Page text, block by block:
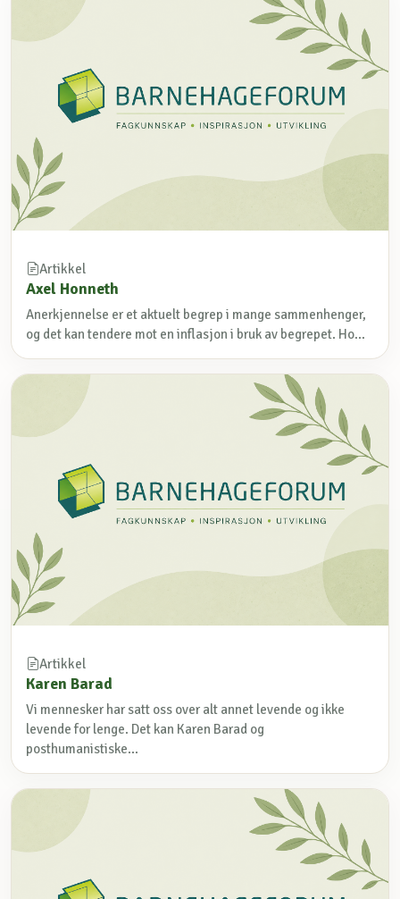
Artikkel
Axel Honneth
Anerkjennelse er et aktuelt begrep i mange sammenhenger,
og det kan tendere mot en inflasjon i bruk av begrepet. Ho...
Artikkel
Karen Barad
Vi mennesker har satt oss over alt annet levende og ikke
levende for lenge. Det kan Karen Barad og
posthumanistiske...